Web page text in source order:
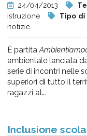
24/04/2013
istruzione
Tipo di
notizie
È partita
ambientale lanciata
serie di incontri nelle
superiori di tutto il
ragazzi al...
Inclusione